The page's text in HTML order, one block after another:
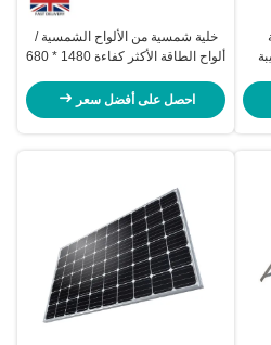
خلية شمسية من الألواح الشمسية /
ألواح الطاقة الأكثر كفاءة 1480 * 680
احصل على أفضل سعر